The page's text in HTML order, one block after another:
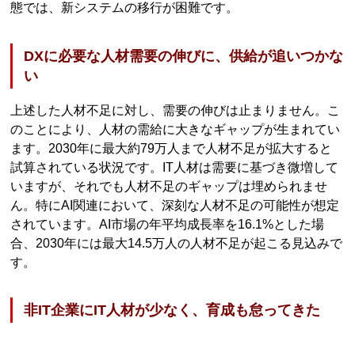
態では、新システムの移行が困難です。
DXに必要な人材需要の伸びに、供給が追いつかな
い
上述した人材不足に対し、需要の伸びは止まりません。こ
のことにより、人材の需給に大きなギャップが生まれてい
ます。2030年に最大約79万人まで人材不足が拡大すると
試算されている状況です。IT人材は需要に基づき微増して
いますが、それでも人材不足のギャップは埋められませ
ん。特にAI関連において、深刻な人材不足の可能性が想定
されています。AI市場の年平均成長率を16.1%とした場
合、2030年には最大14.5万人の人材不足が起こる見込みで
す。
非IT企業にIT人材が少なく、育成も怠ってきた